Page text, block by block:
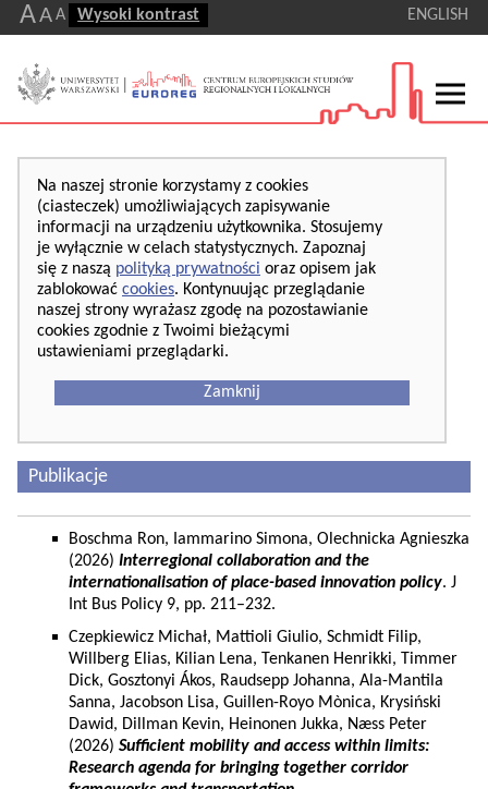
AA A Wysoki kontrast ENGLISH
Na naszej stronie korzystamy z cookies
(ciasteczek) umożliwiających zapisywanie
informacji na urządzeniu użytkownika. Stosujemy
je wyłącznie w celach statystycznych. Zapoznaj
się z naszą polityką prywatności oraz opisem jak
zablokować cookies. Kontynuując przeglądanie
naszej strony wyrażasz zgodę na pozostawianie
cookies zgodnie z Twoimi bieżącymi
ustawieniami przeglądarki.
Zamknij
Publikacje
Boschma Ron, Iammarino Simona, Olechnicka Agnieszka
(2026) Interregional collaboration and the
internationalisation of place-based innovation policy. J
Int Bus Policy 9, pp. 211–232.
Czepkiewicz Michał, Mattioli Giulio, Schmidt Filip,
Willberg Elias, Kilian Lena, Tenkanen Henrikki, Timmer
Dick, Gosztonyi Ákos, Raudsepp Johanna, Ala-Mantila
Sanna, Jacobson Lisa, Guillen-Royo Mònica, Krysiński
Dawid, Dillman Kevin, Heinonen Jukka, Næss Peter
(2026) Sufficient mobility and access within limits:
Research agenda for bringing together corridor